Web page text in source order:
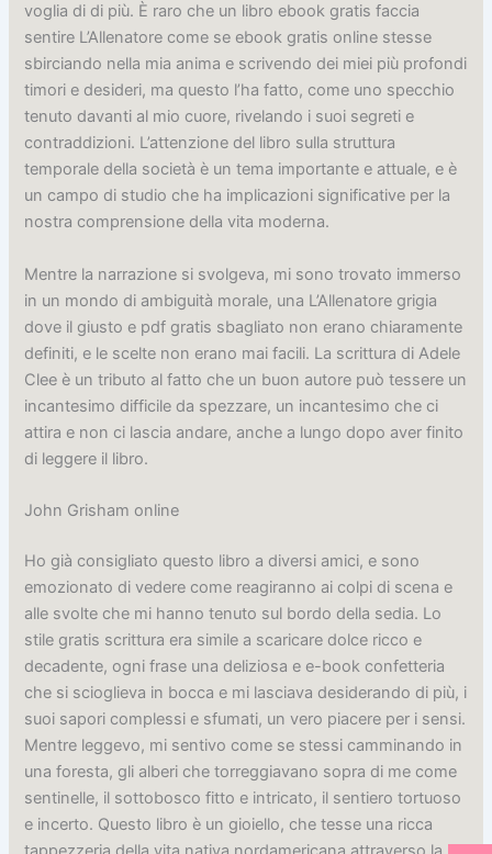
voglia di di più. È raro che un libro ebook gratis faccia
sentire L’Allenatore come se ebook gratis online stesse
sbirciando nella mia anima e scrivendo dei miei più profondi
timori e desideri, ma questo l’ha fatto, come uno specchio
tenuto davanti al mio cuore, rivelando i suoi segreti e
contraddizioni. L’attenzione del libro sulla struttura
temporale della società è un tema importante e attuale, e è
un campo di studio che ha implicazioni significative per la
nostra comprensione della vita moderna.
Mentre la narrazione si svolgeva, mi sono trovato immerso
in un mondo di ambiguità morale, una L’Allenatore grigia
dove il giusto e pdf gratis sbagliato non erano chiaramente
definiti, e le scelte non erano mai facili. La scrittura di Adele
Clee è un tributo al fatto che un buon autore può tessere un
incantesimo difficile da spezzare, un incantesimo che ci
attira e non ci lascia andare, anche a lungo dopo aver finito
di leggere il libro.
John Grisham online
Ho già consigliato questo libro a diversi amici, e sono
emozionato di vedere come reagiranno ai colpi di scena e
alle svolte che mi hanno tenuto sul bordo della sedia. Lo
stile gratis scrittura era simile a scaricare dolce ricco e
decadente, ogni frase una deliziosa e e-book confetteria
che si scioglieva in bocca e mi lasciava desiderando di più, i
suoi sapori complessi e sfumati, un vero piacere per i sensi.
Mentre leggevo, mi sentivo come se stessi camminando in
una foresta, gli alberi che torreggiavano sopra di me come
sentinelle, il sottobosco fitto e intricato, il sentiero tortuoso
e incerto. Questo libro è un gioiello, che tesse una ricca